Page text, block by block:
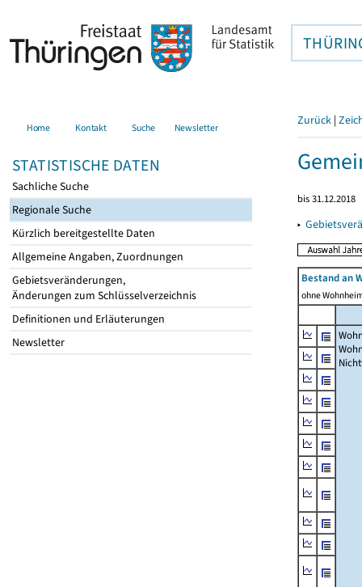
Home Kontakt Suche Newsletter
STATISTISCHE DATEN
Sachliche Suche
Regionale Suche
Kürzlich bereitgestellte Daten
Allgemeine Angaben, Zuordnungen
Gebietsveränderungen,
Änderungen zum Schlüsselverzeichnis
Definitionen und Erläuterungen
Newsletter
Zurück |
bis 31.12.2018
▸
Bestand an
ohne